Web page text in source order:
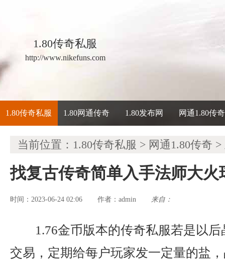
1.80传奇私服
http://www.nikefuns.com
1.80传奇私服 1.80网通传奇 1.80发布网 网通1.80传奇
当前位置： 1.80传奇私服 > 网通1.80传奇 >
找复古传奇简单入手法师大火
时间：2023-06-24 02:06 作者： admin 来自：
1.76金币版本的传奇私服若是以
交易，定期给每户玩家发一定量的盐